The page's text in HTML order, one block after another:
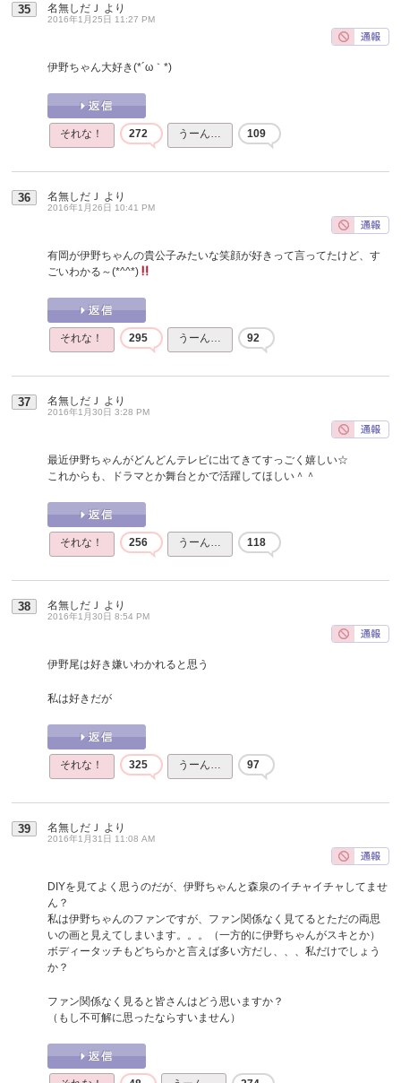
35 名無しだＪ より
2016年1月25日 11:27 PM
伊野ちゃん大好き(*´ω｀*)
それな！ 272 うーん… 109
36 名無しだＪ より
2016年1月26日 10:41 PM
有岡が伊野ちゃんの貴公子みたいな笑顔が好きって言ってたけど、す
ごいわかる～(*^^*)
それな！ 295 うーん… 92
37 名無しだＪ より
2016年1月30日 3:28 PM
最近伊野ちゃんがどんどんテレビに出てきてすっごく嬉しい☆
これからも、ドラマとか舞台とかで活躍してほしい＾＾
それな！ 256 うーん… 118
38 名無しだＪ より
2016年1月30日 8:54 PM
伊野尾は好き嫌いわかれると思う
私は好きだが
それな！ 325 うーん… 97
39 名無しだＪ より
2016年1月31日 11:08 AM
DIYを見てよく思うのだが、伊野ちゃんと森泉のイチャイチャしてませ
ん？
私は伊野ちゃんのファンですが、ファン関係なく見てるとただの両思
いの画と見えてしまいます。。。（一方的に伊野ちゃんがスキとか）
ボディータッチもどちらかと言えば多い方だし、、、私だけでしょう
か？
ファン関係なく見ると皆さんはどう思いますか？
（もし不可解に思ったならすいません）